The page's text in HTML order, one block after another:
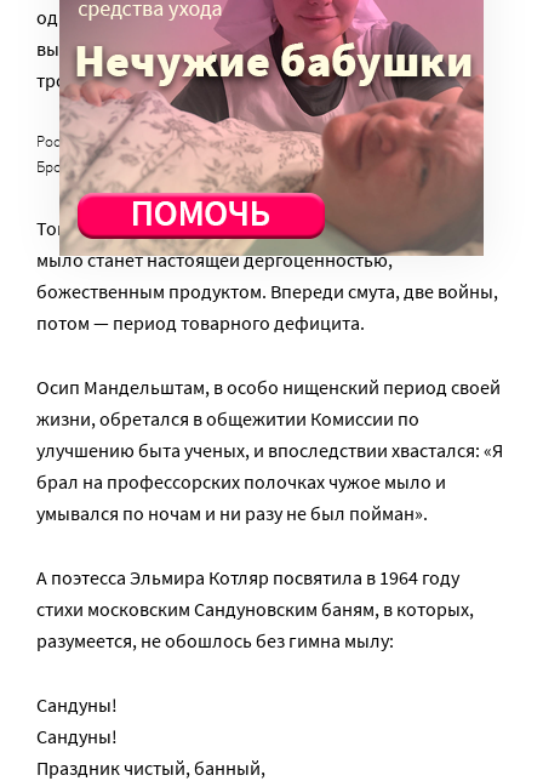
одну оставил на бедных… Но больше всего среди
выигрышей было кусков мыла… Получить, вместо
тройки лошадей, мыло — обидно, как хотите!».
Российское мыло в форме мандаринов фабрики «Товарищества
Брокар и Ко».Фото с сайта krasivieflakonchiki.nethouse.ru
Тогда — обидно. Но скоро наступят времена, когда
мыло станет настоящей дергоценностью,
божественным продуктом. Впереди смута, две войны,
потом — период товарного дефицита.
Осип Мандельштам, в особо нищенский период своей
жизни, обретался в общежитии Комиссии по
улучшению быта ученых, и впоследствии хвастался: «Я
брал на профессорских полочках чужое мыло и
умывался по ночам и ни разу не был пойман».
А поэтесса Эльмира Котляр посвятила в 1964 году
стихи московским Сандуновским баням, в которых,
разумеется, не обошлось без гимна мылу:
Сандуны!
Сандуны!
Праздник чистый, банный,